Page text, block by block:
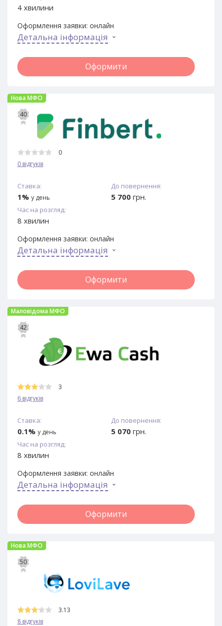
4 хвилини
Оформлення заявки: онлайн
Детальна інформація
Оформити
Нова МФО
40
0
0 відгуків
Ставка:
1% у день
До повернення:
5 700 грн.
Час на розгляд:
8 хвилин
Оформлення заявки: онлайн
Детальна інформація
Оформити
Маловідома МФО
42
3
6 відгуків
Ставка:
0.1% у день
До повернення:
5 070 грн.
Час на розгляд:
8 хвилин
Оформлення заявки: онлайн
Детальна інформація
Оформити
Нова МФО
50
3.13
8 відгуків